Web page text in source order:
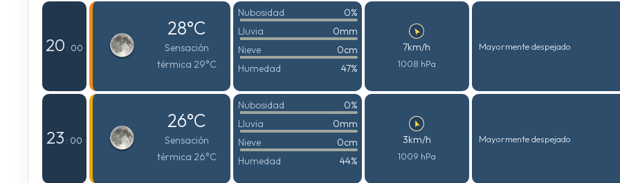
20 : 00
28°C
Sensación
térmica 29°C
Nubosidad
0%
Lluvia
0mm
Nieve
0cm
Humedad
47%
7km/h
1008 hPa
Mayormente despejado
23 : 00
26°C
Sensación
térmica 26°C
Nubosidad
0%
Lluvia
0mm
Nieve
0cm
Humedad
44%
3km/h
1009 hPa
Mayormente despejado